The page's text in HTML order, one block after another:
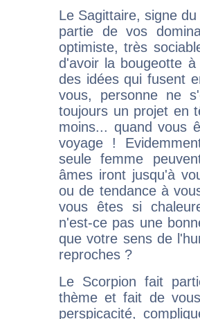
Le Sagittaire, signe
partie de vos
optimiste, très
d'avoir la bougeotte
des idées qui fusent
vous, personne ne
toujours un projet en
moins... quand vous
voyage !
seule femme
âmes iront jusqu'à
ou de tendance à
vous êtes si
n'est-ce pas une
que votre sens de
reproches ?
Le Scorpion fait
thème et fait de
perspicacité,